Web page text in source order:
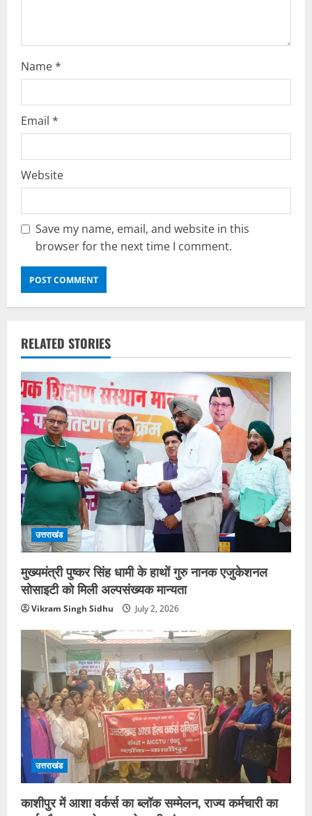
Name*
Email *
Website
Save my name, email, and website in this
browser for the next time I comment.
RELATED STORIES
उत्तराखंड
मुख्यमंत्री पुष्कर सिंह धामी के हाथों गुरु नानक एजुकेशनल
सोसाइटी को मिली अल्पसंख्यक मान्यता
Vikram Singh Sidhu July 2, 2026
उत्तराखंड
काशीपुर में आशा वर्कर्स का ब्लॉक सम्मेलन, राज्य कर्मचारी का